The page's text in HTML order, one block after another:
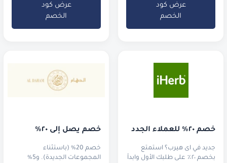
عرض كود
الخصم
عرض كود
الخصم
خصم ٢٠٪ للعملاء الجدد
جديد في اى هيرب؟ استمتع
بخصم ٢٠٪ على طلبك الأول وابدأ
خصم يصل إلى ٢٠٪
خصم 20% (باستثناء
المجموعات الجديدة). و5%